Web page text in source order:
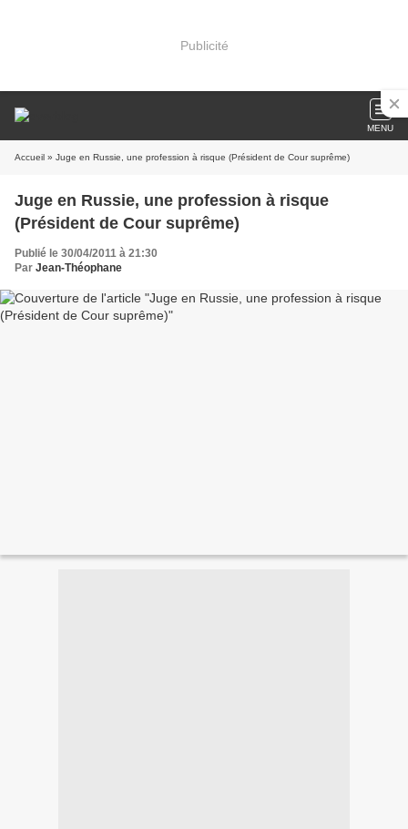
Publicité
MENU
Accueil » Juge en Russie, une profession à risque (Président de Cour suprême)
Juge en Russie, une profession à risque
(Président de Cour suprême)
Publié le 30/04/2011 à 21:30
Par Jean-Théophane